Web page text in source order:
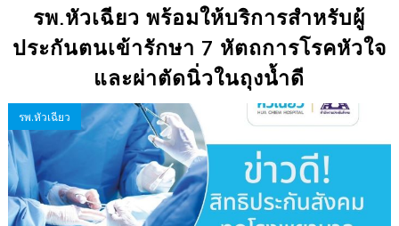
รพ.หัวเฉียว พร้อมให้บริการสำหรับผู้
ประกันตนเข้ารักษา 7 หัตถการโรคหัวใจ
และผ่าตัดนิ่วในถุงน้ำดี
รพ.หัวเฉียว